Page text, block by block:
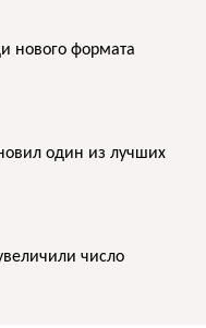
нового формата
один из лучших
число